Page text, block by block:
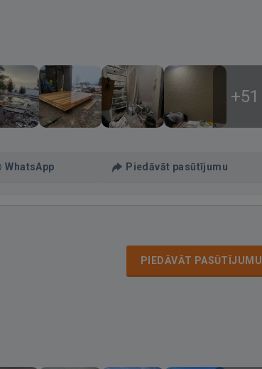
+51
WhatsApp Piedāvāt pasūtījumu
PIEDĀVĀT PASŪTĪJUMU